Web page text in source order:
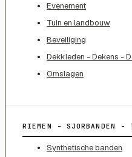
Evenement
Tuin en landbouw
Beveiliging
Dekkleden - Dekens -
Omslagen
RIEMEN - SJORBANDEN -
Synthetische banden